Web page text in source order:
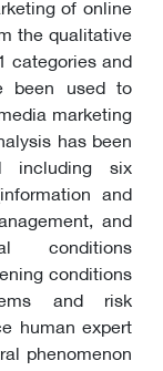
the qualitative
categories and
been used to
marketing
has been
including six
and
and
conditions
conditions
and risk
human expert
phenomenon